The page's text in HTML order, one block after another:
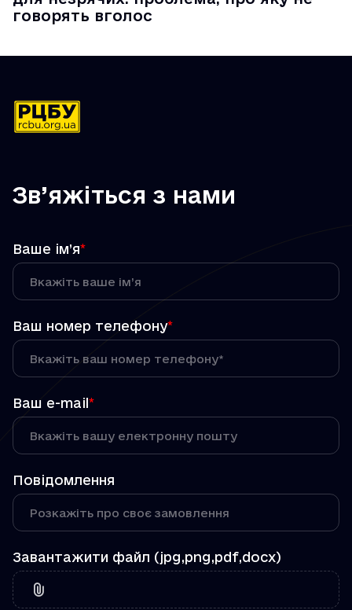
говорять вголос
Зв’яжіться з нами
Ваше ім’я*
Ваш номер телефону*
Ваш e-mail*
Повідомлення
Завантажити файл (jpg,png,pdf,docx)